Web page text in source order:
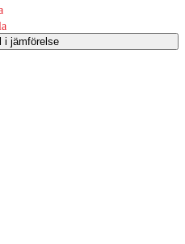
i jämförelse